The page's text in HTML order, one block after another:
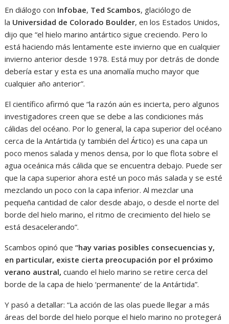
En diálogo con Infobae, Ted Scambos, glaciólogo de
la Universidad de Colorado Boulder, en los Estados Unidos,
dijo que “el hielo marino antártico sigue creciendo. Pero lo
está haciendo más lentamente este invierno que en cualquier
invierno anterior desde 1978. Está muy por detrás de donde
debería estar y esta es una anomalía mucho mayor que
cualquier año anterior”.
El científico afirmó que “la razón aún es incierta, pero algunos
investigadores creen que se debe a las condiciones más
cálidas del océano. Por lo general, la capa superior del océano
cerca de la Antártida (y también del Ártico) es una capa un
poco menos salada y menos densa, por lo que flota sobre el
agua oceánica más cálida que se encuentra debajo. Puede ser
que la capa superior ahora esté un poco más salada y se esté
mezclando un poco con la capa inferior. Al mezclar una
pequeña cantidad de calor desde abajo, o desde el norte del
borde del hielo marino, el ritmo de crecimiento del hielo se
está desacelerando”.
Scambos opinó que“hay varias posibles consecuencias y,
en particular, existe cierta preocupación por el próximo
verano austral, cuando el hielo marino se retire cerca del
borde de la capa de hielo ‘permanente’ de la Antártida”.
Y pasó a detallar: “La acción de las olas puede llegar a más
áreas del borde del hielo porque el hielo marino no protegerá